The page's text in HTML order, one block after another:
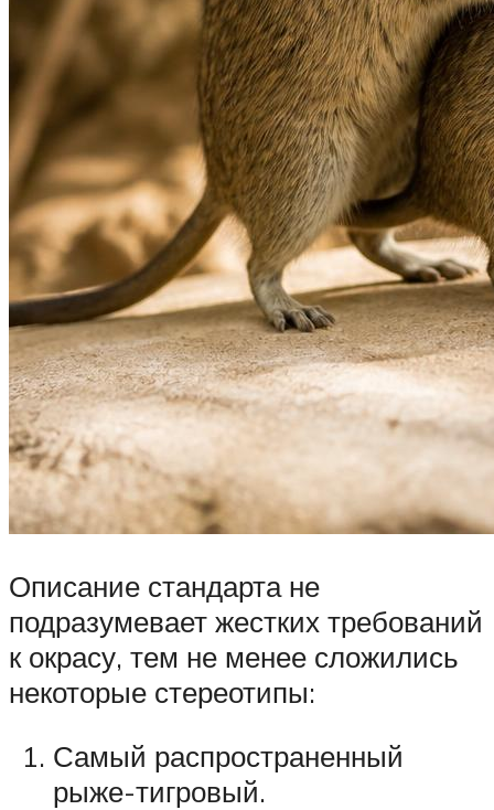
Описание стандарта не
подразумевает жестких требований
к окрасу, тем не менее сложились
некоторые стереотипы:
Самый распространенный
рыже-тигровый.